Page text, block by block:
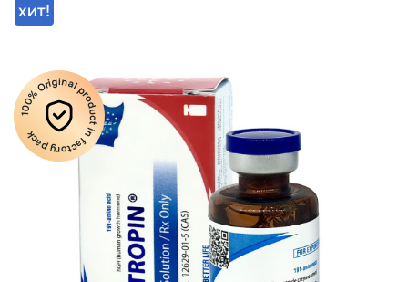
хит!
100% Original product in factory pack